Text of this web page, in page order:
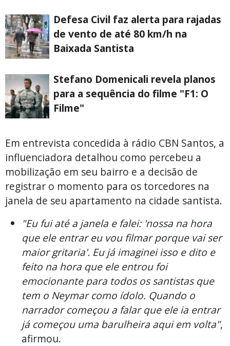
Defesa Civil faz alerta para rajadas
de vento de até 80 km/h na
Baixada Santista
Stefano Domenicali revela planos
para a sequência do filme "F1: O
Filme"
Em entrevista concedida à rádio CBN Santos, a
influenciadora detalhou como percebeu a
mobilização em seu bairro e a decisão de
registrar o momento para os torcedores na
janela de seu apartamento na cidade santista.
"Eu fui até a janela e falei: 'nossa na hora
que ele entrar eu vou filmar porque vai ser
maior gritaria'. Eu já imaginei isso e dito e
feito na hora que ele entrou foi
emocionante para todos os santistas que
tem o Neymar como ídolo. Quando o
narrador começou a falar que ele ia entrar
já começou uma barulheira aqui em volta",
afirmou.